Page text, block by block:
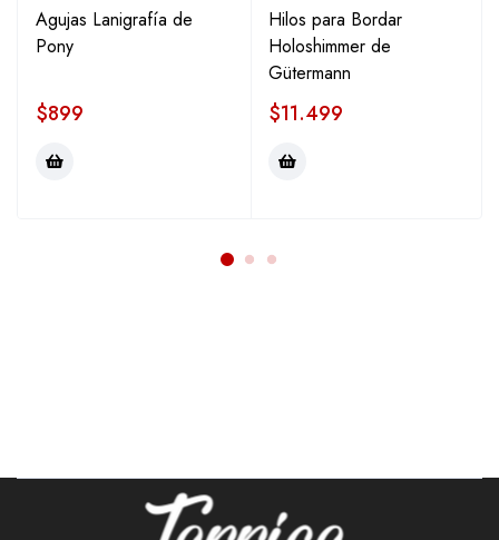
Agujas Lanigrafía de
Pony
$899
Hilos para Bordar
Holoshimmer de
Gütermann
$11.499